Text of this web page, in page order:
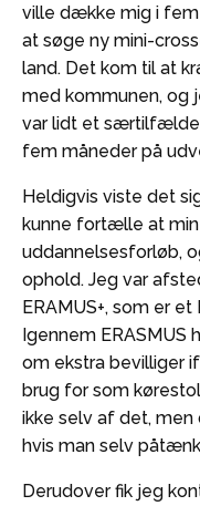
ville dække mig i
at søge ny mini-
land. Det kom til at
med kommunen, og
var lidt et særtilfælde
fem måneder på
Heldigvis viste det
kunne fortælle at
uddannelsesforløb,
ophold. Jeg var
ERAMUS+, som er
Igennem ERASMUS
om ekstra bevilliger
brug for som
ikke selv af det,
hvis man selv
Derudover fik jeg